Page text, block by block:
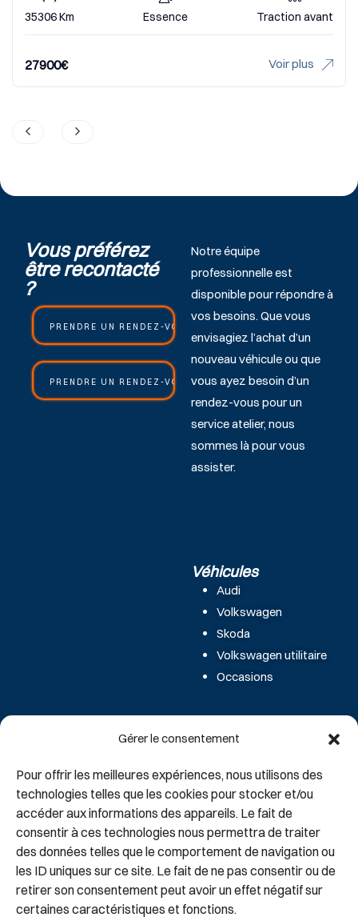
Gérer le consentement
Pour offrir les meilleures expériences, nous utilisons des
technologies telles que les cookies pour stocker et/ou
accéder aux informations des appareils. Le fait de
consentir à ces technologies nous permettra de traiter
des données telles que le comportement de navigation ou
les ID uniques sur ce site. Le fait de ne pas consentir ou de
retirer son consentement peut avoir un effet négatif sur
certaines caractéristiques et fonctions.
35306 Km Essence Traction avant
27900€ Voir plus
Vous préférez
être recontacté
?
PRENDRE UN RENDEZ-VOUS COMMERCIAL
PRENDRE UN RENDEZ-VOUS ATELIER
Notre équipe
professionnelle est
disponible pour répondre à
vos besoins. Que vous
envisagiez l’achat d’un
nouveau véhicule ou que
vous ayez besoin d’un
rendez-vous pour un
service atelier, nous
sommes là pour vous
assister.
Véhicules
Audi
Volkswagen
Skoda
Volkswagen utilitaire
Occasions
Nos Concessions
Recrutements
Offres d’emploi
Coordonnées
107 route de Corbeil
91700 Sainte Geneviève des
Bois
Tél : 01 69 46 63 00